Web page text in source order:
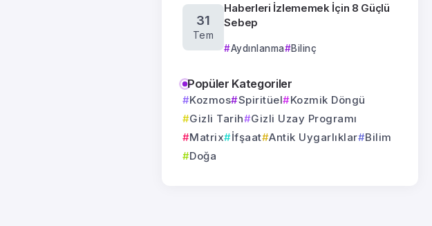
31
Tem
Haberleri İzlememek İçin 8 Güçlü
Sebep
Aydınlanma Bilinç
Popüler Kategoriler
Kozmos Spiritüel
Kozmik Döngü
Gizli Tarih
Gizli Uzay Programı
Matrix
İfşaat Antik Uygarlıklar
Bilim
Doğa